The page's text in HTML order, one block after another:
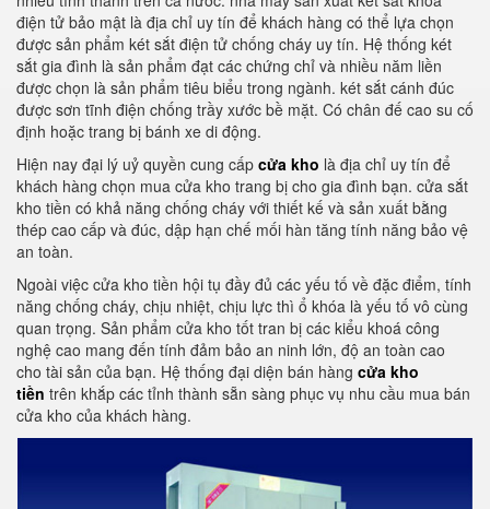
điện tử bảo mật là địa chỉ uy tín để khách hàng có thể lựa chọn
được sản phẩm két sắt điện tử chống cháy uy tín. Hệ thống két
sắt gia đình là sản phẩm đạt các chứng chỉ và nhiều năm liền
được chọn là sản phẩm tiêu biểu trong ngành. két sắt cánh đúc
được sơn tĩnh điện chống trầy xước bề mặt. Có chân đế cao su cố
định hoặc trang bị bánh xe di động.
Hiện nay đại lý uỷ quyền cung cấp cửa kho là địa chỉ uy tín để
khách hàng chọn mua cửa kho trang bị cho gia đình bạn. cửa sắt
kho tiền có khả năng chống cháy với thiết kế và sản xuất bằng
thép cao cấp và đúc, dập hạn chế mối hàn tăng tính năng bảo vệ
an toàn.
Ngoài việc cửa kho tiền hội tụ đầy đủ các yếu tố về đặc điểm, tính
năng chống cháy, chịu nhiệt, chịu lực thì ổ khóa là yếu tố vô cùng
quan trọng. Sản phẩm cửa kho tốt tran bị các kiểu khoá công
nghệ cao mang đến tính đảm bảo an ninh lớn, độ an toàn cao
cho tài sản của bạn. Hệ thống đại diện bán hàng cửa kho
tiền trên khắp các tỉnh thành sẵn sàng phục vụ nhu cầu mua bán
cửa kho của khách hàng.